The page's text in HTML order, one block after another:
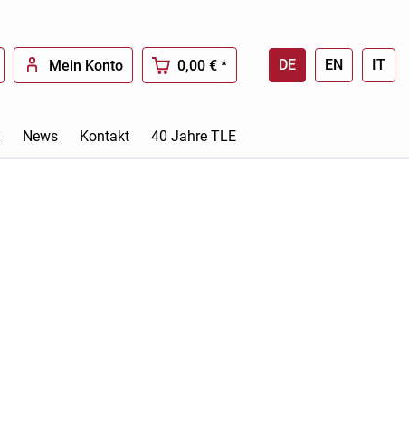
DE EN IT
Mein Konto 0,00 € *
News Kontakt 40 Jahre TLE